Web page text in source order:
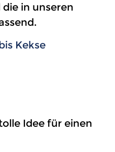
in unseren
Kekse
Idee für einen